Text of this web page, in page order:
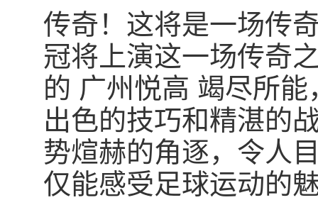
传奇！这将是一场传
冠将上演这一场传奇
的 广州悦高 竭尽所
出色的技巧和精湛的
势煊赫的角逐，令人
仅能感受足球运动的